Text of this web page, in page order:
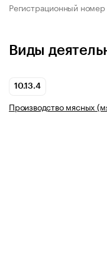
Регистрационный
Виды
10.13.4
Производство мясных